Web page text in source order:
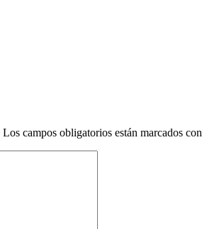
Los campos obligatorios están marcados con